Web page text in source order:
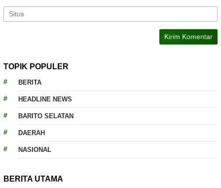
TOPIK POPULER
BERITA
HEADLINE NEWS
BARITO SELATAN
DAERAH
NASIONAL
BERITA UTAMA